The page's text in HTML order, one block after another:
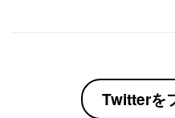
Twitterを